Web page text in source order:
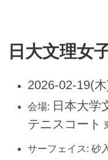
日大文理女
2026-02-19(
会場: 日本大学
テニスコート
サーフェイス: 砂